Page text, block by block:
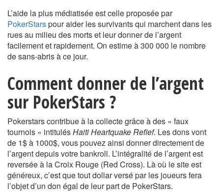
L’aide la plus médiatisée est celle proposée par
PokerStarspour aider les survivants qui marchent dans les
rues au milieu des morts et leur donner de l’argent
facilement et rapidement. On estime à 300 000 le nombre
de sans-abris à ce jour.
Comment donner de l’argent
sur PokerStars ?
Pokerstars contribue à la collecte grâce à des « faux
tournois » intitulésHaiti Heartquake Refief. Les dons vont
de 1$ à 1000$, vous pouvez ainsi donner directement de
l’argent depuis votre bankroll. L’intégralité de l’argent est
reversée à la Croix Rouge (Red Cross). Là où le site est
généreux, c’est que tout dollar versé par les joueurs fera
l’objet d’un don égal de leur part de PokerStars.